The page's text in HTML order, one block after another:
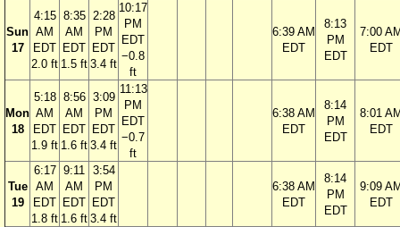
Sun
17
4:15
AM
EDT
2.0 ft
8:35
AM
EDT
1.5 ft
2:28
PM
EDT
3.4 ft
10:17
PM
EDT
−0.8
ft
6:39 AM
EDT
8:13
PM
EDT
7:00
EDT
Mon
18
5:18
AM
EDT
1.9 ft
8:56
AM
EDT
1.6 ft
3:09
PM
EDT
3.4 ft
11:13
PM
EDT
−0.7
ft
6:38 AM
EDT
8:14
PM
EDT
8:01
EDT
Tue
19
6:17
AM
EDT
1.8 ft
9:11
AM
EDT
1.6 ft
3:54
PM
EDT
3.4 ft
6:38 AM
EDT
8:14
PM
EDT
9:09
EDT